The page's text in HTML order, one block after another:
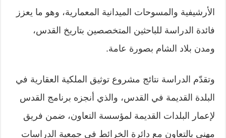
الأرشيفية والمسوحات الميدانية المعمارية، وهو ما يعزز
فائدة الدراسة للباحثين المتخصصين بتاريخ القدس،
ومدن بلاد الشام بصورة عامة.
وتقدّم الدراسة نتائج مشروع توثيق الملكية العقارية في
البلدة القديمة في القدس، والذي أنجزه برنامج القدس
لإعمار البلدات القديمة لمؤسسة التعاون، ضمن فريق
مهني بالتعاون مع دائرة الخرائط في جمعية الدراسات